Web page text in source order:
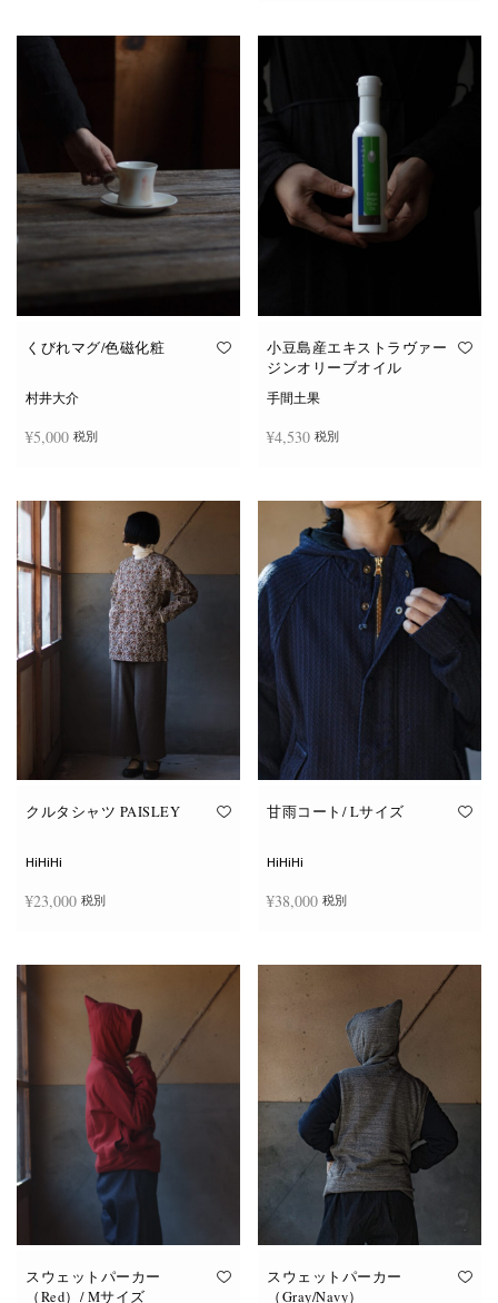
くびれマグ/色磁化粧
村井大介
¥5,000 税別
小豆島産エキストラヴァー
ジンオリーブオイル
手間土果
¥4,530 税別
の
商
品
に
は
複
数
の
バ
リ
エ
ー
あ
ま
オ
ジ
選
択
で
き
ま
す
クルタシャツ PAISLEY
HiHiHi
¥23,000 税別
の
に
は
複
数
の
バ
リ
エ
ー
ョ
が
ま
オ
プ
甘雨コート/ Lサイズ
HiHiHi
¥38,000 税別
スウェットパーカー
（Red）/ Mサイズ
スウェットパーカー
（Gray/Navy）